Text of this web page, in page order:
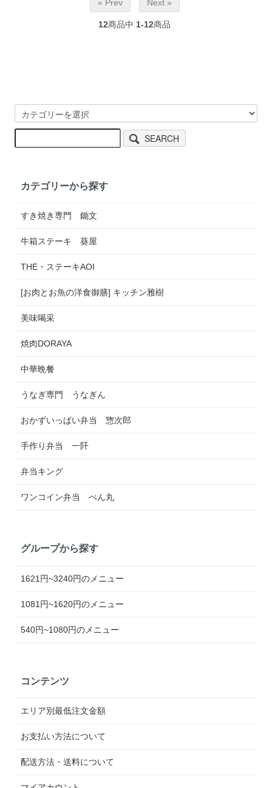
« Prev Next »
12商品中 1-12商品
SEARCH
カテゴリーから探す
すき焼き専門 鋤文
牛箱ステーキ 葵屋
THE・ステーキAOI
[お肉とお魚の洋食御膳] キッチン雅樹
美味喝采
焼肉DORAYA
中華晩餐
うなぎ専門 うなぎん
おかずいっぱい弁当 惣次郎
手作り弁当 一阡
弁当キング
ワンコイン弁当 べん丸
グループから探す
1621円~3240円のメニュー
1081円~1620円のメニュー
540円~1080円のメニュー
コンテンツ
エリア別最低注文金額
お支払い方法について
配送方法・送料について